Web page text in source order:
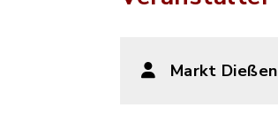
Markt Dießen